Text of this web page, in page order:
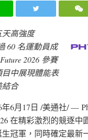
高強度
60 名運動員成
2026 參賽
中展現體能表
結合
年6月17日 /美通社/ —
在精彩激烈的競逐
冠軍，同時確定最新